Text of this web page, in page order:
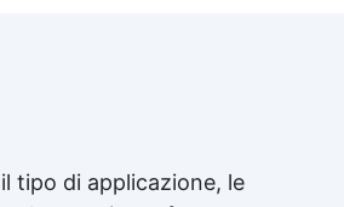
tipo di applicazione, le